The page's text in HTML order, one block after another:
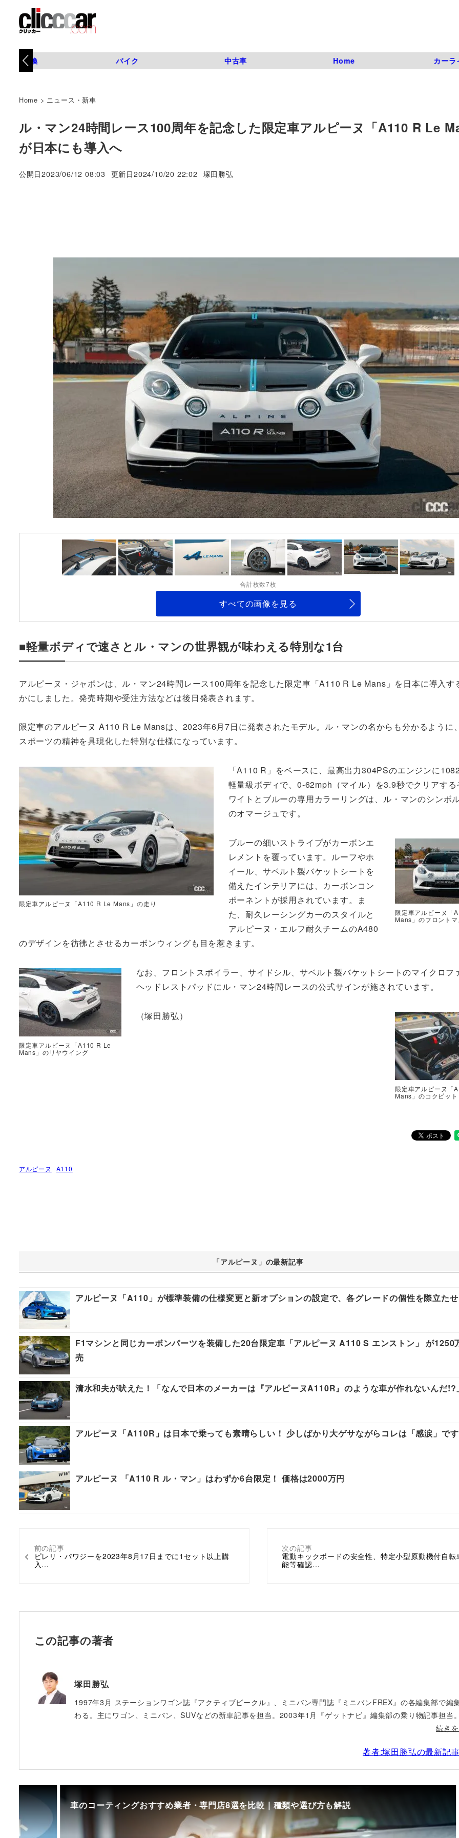
タイヤ交換 バイク 中古車 Home カーラ
Home > ニュース・新車
ル・マン24時間レース100周年を記念した限定車アルピーヌ「A110 R Le
が日本にも導入へ
公開日2023/06/12 08:03 更新日2024/10/20 22:02 著
塚田勝弘
合計枚数7枚
すべての画像を見る
■軽量ボディで速さとル・マンの世界観が味わえる特別な1台
アルピーヌ・ジャポンは、ル・マン24時間レース100周年を記念した限定車「A110 R Le Mans」を日本に導入す
かにしました。発売時期や受注方法などは後日発表されます。
限定車のアルピーヌ A110 R Le Mansは、2023年6月7日に発表されたモデル。ル・マンの名からも分かるように
スポーツの精神を具現化した特別な仕様になっています。
限定車アルピーヌ「A110 R Le Mans」の走り
「A110 R」をベースに、最高出力304PSのエンジンに
軽量級ボディで、0-62mph（マイル）を3.9秒でクリアする
ワイトとブルーの専用カラーリングは、ル・マンのシンボ
のオマージュです。
限定車アルピーヌ「
Mans」のフロントマ
ブルーの細いストライプがカーボンエ
レメントを覆っています。ルーフやホ
イール、サベルト製バケットシートを
備えたインテリアには、カーボンコン
ポーネントが採用されています。ま
た、耐久レーシングカーのスタイルと
アルピーヌ・エルフ耐久チームのA480
のデザインを彷彿とさせるカーボンウィングも目を惹きます。
限定車アルピーヌ「A110 R Le
Mans」のリヤウイング
なお、フロントスポイラー、サイドシル、サベルト製バケットシートのマイクロフ
ヘッドレストパッドにル・マン24時間レースの公式サインが施されています。
限定車アルピーヌ「
Mans」のコクピット
（塚田勝弘）
アルピーヌ A110
前の記事
ピレリ・パワジーを2023年8月17日までに1セット以上購
入…
次の記事
電動キックボードの安全性、特定小型原動機付自転
能等確認…
「アルピーヌ」の最新記事
アルピーヌ「A110」が標準装備の仕様変更と新オプションの設定で、各グレードの個性を際立た
F1マシンと同じカーボンパーツを装備した20台限定車「アルピーヌ A110 S エンストン」 が1250
売
清水和夫が吠えた！「なんで日本のメーカーは『アルピーヌA110R』のような車が作れないんだ!?」
アルピーヌ「A110R」は日本で乗っても素晴らしい！ 少しばかり大ゲサながらコレは「感涙」で
アルピーヌ 「A110 R ル・マン」はわずか6台限定！ 価格は2000万円
この記事の著者
塚田勝弘
1997年3月 ステーションワゴン誌『アクティブビークル』、ミニバン専門誌『ミニバンFREX』の各編集部で編
わる。主にワゴン、ミニバン、SUVなどの新車記事を担当。2003年1月『ゲットナビ』編集部の乗り物記事担当。
続き
著者:塚田勝弘の最新記
車のコーティングおすすめ業者・専門店8選を比較｜種類や選び方も解説